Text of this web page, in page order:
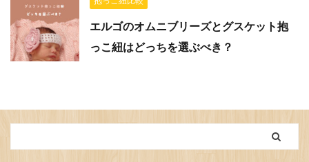
エルゴのオムニブリーズとグスケット抱
っこ紐はどっちを選ぶべき？